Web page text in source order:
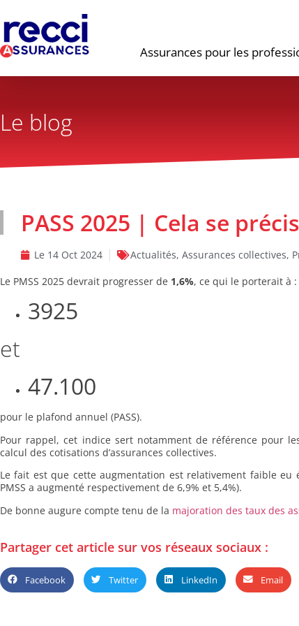
Assurances pour les
Le blog
PASS 2025 | Cela se
Le 14 Oct 2024 Actualités, Assurances collectives,
Le PMSS 2025 devrait progresser de 1,6%, ce qui le porterait à :
3925
et
47.100
pour le plafond annuel (PASS).
Pour rappel, cet indice sert notamment de référence pour
calcul des cotisations d’assurances collectives.
Le fait est que cette augmentation est relativement faible eu
PMSS a augmenté respectivement de 6,9% et 5,4%).
De bonne augure compte tenu de la majoration des taux des
Partager cet article sur vos réseaux sociaux :
Facebook Twitter LinkedIn Email